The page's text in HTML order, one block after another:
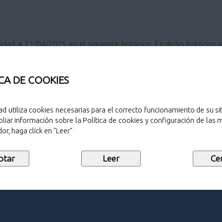
DE COOKIES
utiliza cookies necesarias para el correcto funcionamiento de su
información sobre la Política de cookies y configuración de las
haga click en "Leer"
al 21/04/2025 en el siguiente histórico. En dicho
o rechazadas a través de DEHú (canal oficial de recepción
remite las notificaciones electrónicas a través de DEHú